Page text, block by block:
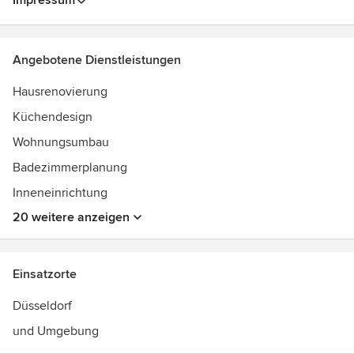
Angebotene Dienstleistungen
Hausrenovierung
Küchendesign
Wohnungsumbau
Badezimmerplanung
Inneneinrichtung
20 weitere anzeigen
Einsatzorte
Düsseldorf
und Umgebung